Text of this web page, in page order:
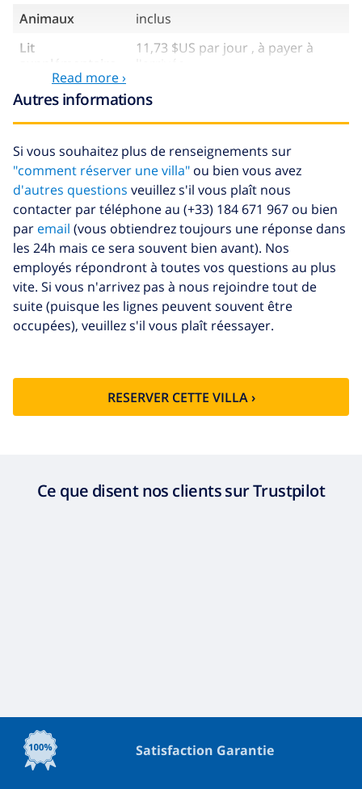
Animaux
inclus
Lit
11,73 $US par jour , à payer à
Draps
supplémentaires
17,59 $US par personne , à
payer à l'arrivée
supplémentaires
l'arrivée
Départ tardif
113,75 $US
Nettoyage
supplémentaire
basée sur consommation
énergétique (52,77 $US/HOUR)
Fonds
d'annulation:
4.80% du montant total
Read more ›
Autres informations
Si vous souhaitez plus de renseignements sur
"comment réserver une villa" ou bien vous avez
d'autres questions veuillez s'il vous plaît nous
contacter par téléphone au (+33) 184 671 967 ou bien
par email (vous obtiendrez toujours une réponse dans
les 24h mais ce sera souvent bien avant). Nos
employés répondront à toutes vos questions au plus
vite. Si vous n'arrivez pas à nous rejoindre tout de
suite (puisque les lignes peuvent souvent être
occupées), veuillez s'il vous plaît réessayer.
RESERVER CETTE VILLA ›
Ce que disent nos clients sur Trustpilot
Satisfaction Garantie